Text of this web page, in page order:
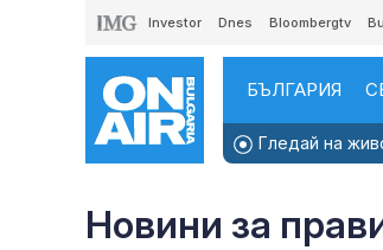
Investor Dnes Bloombergtv
БЪЛГАРИЯ
Гледай на
Новини за